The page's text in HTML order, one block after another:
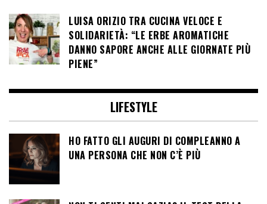
LUISA ORIZIO TRA CUCINA VELOCE E
SOLIDARIETÀ: “LE ERBE AROMATICHE
DANNO SAPORE ANCHE ALLE GIORNATE PIÙ
PIENE”
LIFESTYLE
HO FATTO GLI AUGURI DI COMPLEANNO A
UNA PERSONA CHE NON C’È PIÙ